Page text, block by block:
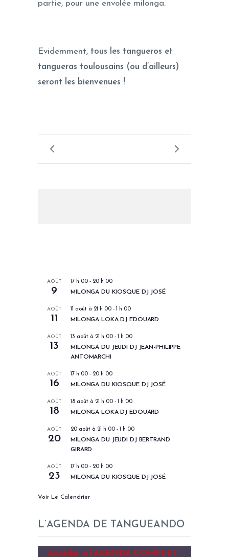
partie, pour une envolée milonga.
Evidemment, tous les tangueros et
tangueras toulousains (ou d’ailleurs)
seront les bienvenues !
AOÛT
9
17 h 00 - 20 h 00
MILONGA DU KIOSQUE DJ JOSÉ
AOÛT
11
11 août à 21 h 00 - 1 h 00
MILONGA LOKA DJ EDOUARD
AOÛT
13
13 août à 21 h 00 - 1 h 00
MILONGA DU JEUDI DJ JEAN-PHILIPPE
ANTOMARCHI
AOÛT
16
17 h 00 - 20 h 00
MILONGA DU KIOSQUE DJ JOSÉ
AOÛT
18
18 août à 21 h 00 - 1 h 00
MILONGA LOKA DJ EDOUARD
AOÛT
20
20 août à 21 h 00 - 1 h 00
MILONGA DU JEUDI DJ BERTRAND
GIRARD
AOÛT
23
17 h 00 - 20 h 00
MILONGA DU KIOSQUE DJ JOSÉ
Voir Le Calendrier
L’AGENDA DE TANGUEANDO
Accéder à l’AGENDA COMPLET :